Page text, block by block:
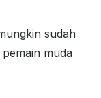
sudah
muda